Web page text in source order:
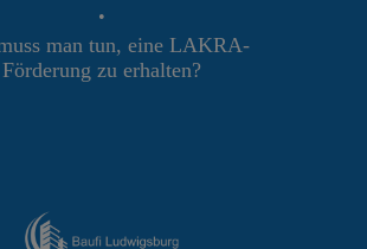
•
man tun, eine LAKRA-
Förderung zu erhalten?